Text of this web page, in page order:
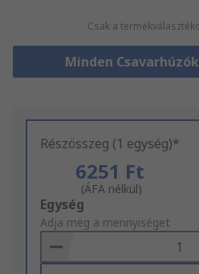
Csak a
Minden
Részösszeg (1 egység)*
6251 Ft
(ÁFA nélkül)
Add
to
Basket
Egység
Adja meg a mennyiséget